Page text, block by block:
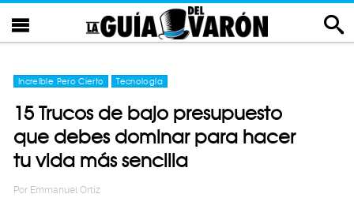
Increíble Pero Cierto Tecnología
15 Trucos de bajo presupuesto
que debes dominar para hacer
tu vida más sencilla
Por Emmanuel Ortiz